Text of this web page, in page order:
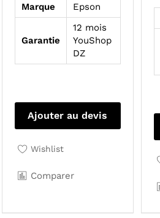
Marque Epson
Garantie
12 mois
YouShop
DZ
Ajouter au devis
Wishlist
Comparer